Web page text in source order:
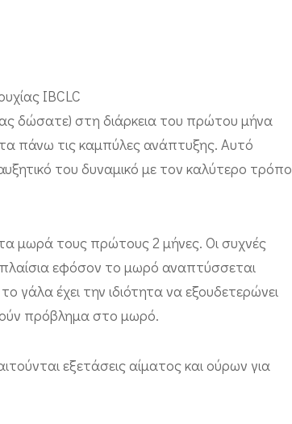
IBCLC
δώσατε) στη διάρκεια του πρώτου μήνα
τα πάνω τις καμπύλες ανάπτυξης. Αυτό
του δυναμικό με τον καλύτερο τρόπο
μωρά τους πρώτους 2 μήνες. Οι συχνές
πλαίσια εφόσον το μωρό αναπτύσσεται
γάλα έχει την ιδιότητα να εξουδετερώνει
πρόβλημα στο μωρό.
εξετάσεις αίματος και ούρων για